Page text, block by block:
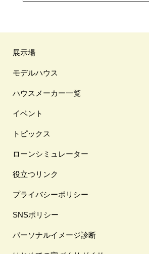
展示場
モデルハウス
ハウスメーカー一覧
イベント
トピックス
ローンシミュレーター
役立つリンク
プライバシーポリシー
SNSポリシー
パーソナルイメージ診断